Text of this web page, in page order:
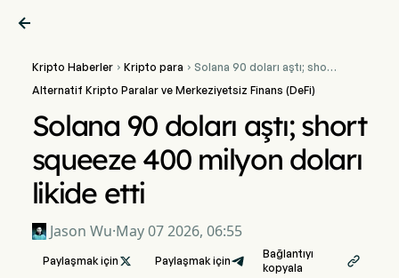

Kripto Haberler Kripto para  Solana 90 doları aştı; short
likide etti
Alternatif Kripto Paralar ve Merkeziyetsiz Finans (DeFi)
Solana 90 doları aştı; short
squeeze 400 milyon doları
likide etti
Jason Wu·May 07 2026, 06:55
Paylaşmak için  Paylaşmak için
Bağlantıyı
kopyala
